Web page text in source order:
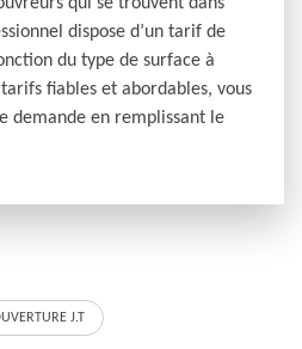
qui se trouvent dans
dispose d’un tarif de
du type de surface à
fiables et abordables, vous
demande en remplissant le
J.T